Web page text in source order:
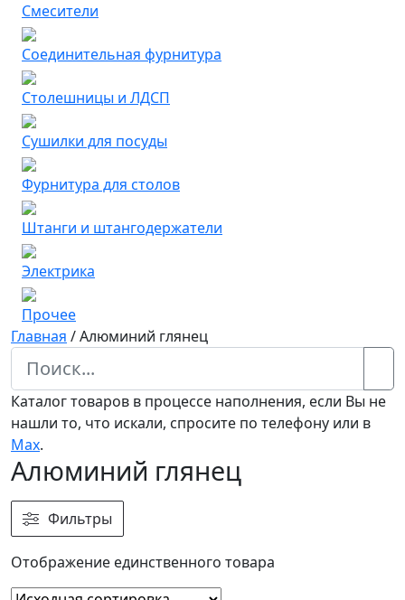
Смесители
Соединительная фурнитура
Столешницы и ЛДСП
Сушилки для посуды
Фурнитура для столов
Штанги и штангодержатели
Электрика
Прочее
Главная /Алюминий глянец
Каталог товаров в процессе наполнения, если Вы не
нашли то, что искали, спросите по телефону или в
Мах.
Алюминий глянец
Фильтры
Отображение единственного товара